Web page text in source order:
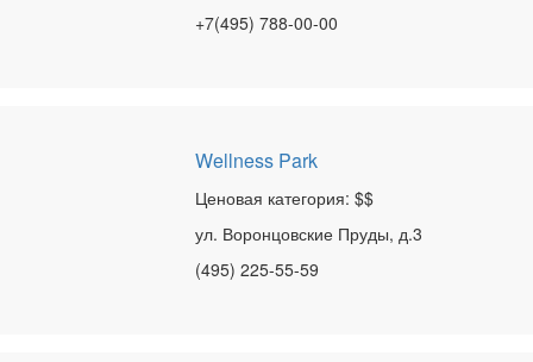
+7(495) 788-00-00
Wellness Park
Ценовая категория: $$
ул. Воронцовские Пруды, д.3
(495) 225-55-59